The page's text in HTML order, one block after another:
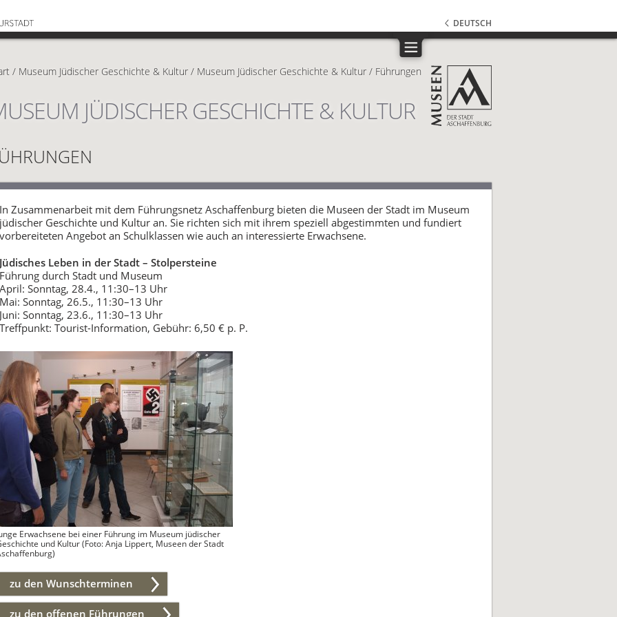
/ Museum Jüdischer Geschichte & Kultur / Museum Jüdischer Geschichte & Kultur / Führungen
JÜDISCHER GESCHICHTE & KULTUR
DEUTSCH
In Zusammenarbeit mit dem Führungsnetz Aschaffenburg bieten die Museen der Stadt im Museum
jüdischer Geschichte und Kultur an. Sie richten sich mit ihrem speziell abgestimmten und fundiert
vorbereiteten Angebot an Schulklassen wie auch an interessierte Erwachsene.
Jüdisches Leben in der Stadt – Stolpersteine
Führung durch Stadt und Museum
April: Sonntag, 28.4., 11:30–13 Uhr
Mai: Sonntag, 26.5., 11:30–13 Uhr
Juni: Sonntag, 23.6., 11:30–13 Uhr
Treffpunkt: Tourist-Information, Gebühr: 6,50 € p. P.
Erwachsene bei einer Führung im Museum jüdischer
und Kultur (Foto: Anja Lippert, Museen der Stadt
zu den Wunschterminen
zu den offenen Führungen